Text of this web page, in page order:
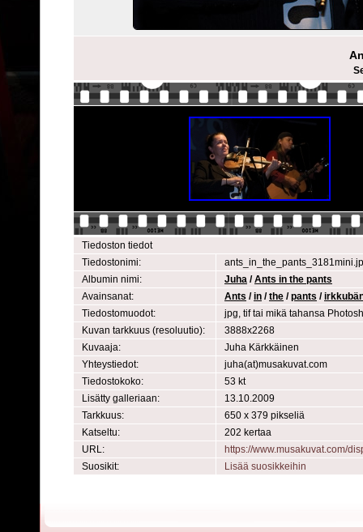
Tiedoston tiedot
Tiedostonimi:
Albumin nimi:
Juha /Ants in the pants
Avainsanat:
Ants /in /the /pants /
Tiedostomuodot:
jpg, tif tai mikä tahansa
Kuvan tarkkuus (resoluutio):
3888x2268
Kuvaaja:
Juha Kärkkäinen
Yhteystiedot:
juha(at)musakuvat.com
Tiedostokoko:
53 kt
Lisätty galleriaan:
13.10.2009
Tarkkuus:
650 x 379 pikseliä
Katseltu:
202 kertaa
URL:
https://www.musakuvat.com/
Suosikit:
Lisää suosikkeihin